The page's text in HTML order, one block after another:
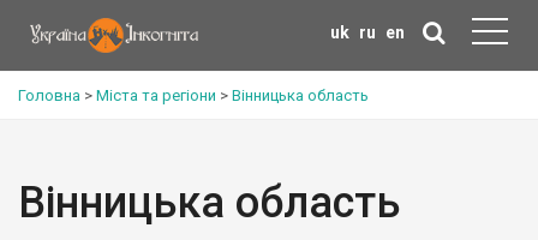
uk ru en
Головна > Міста та регіони > Вінницька область
Вінницька область